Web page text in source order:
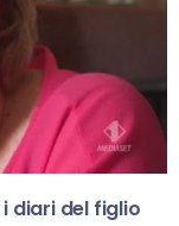
i diari del figlio